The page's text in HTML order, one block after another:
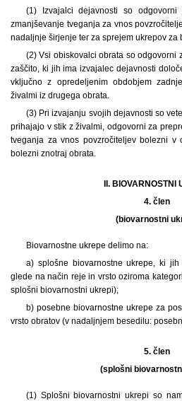
(1) Izvajalci dejavnosti so
zmanjševanje tveganja za vnos
nadaljnje širjenje ter za sprejem ukrepov za
(2) Vsi obiskovalci obrata so odgovorni
zaščito, ki jih ima izvajalec dejavnosti
vključno z opredeljenim obdobjem
živalmi iz drugega obrata.
(3) Pri izvajanju svojih dejavnosti so
prihajajo v stik z živalmi, odgovorni za
tveganja za vnos povzročiteljev bolezni
bolezni znotraj obrata.
II. BIOVARNOSTNI
4. člen
(biovarnostni
Biovarnostne ukrepe delimo na:
a) splošne biovarnostne ukrepe, ki
glede na način reje in vrsto oziroma
splošni biovarnostni ukrepi);
b) posebne biovarnostne ukrepe za
vrsto obratov (v nadaljnjem besedilu:
5. člen
(splošni
(1) Splošni biovarnostni ukrepi so